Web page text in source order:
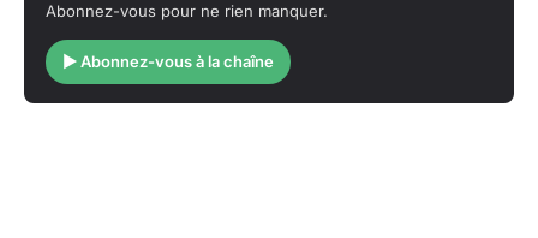
Abonnez-vous pour ne rien manquer.
▶ Abonnez-vous à la chaîne